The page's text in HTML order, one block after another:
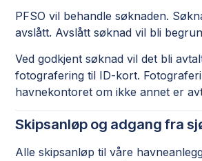
PFSO vil behandle søknaden.
avslått. Avslått søknad vil bli
Ved godkjent søknad vil det bli
fotografering til ID-kort.
havnekontoret om ikke annet er
Skipsanløp og adgang fra
Alle skipsanløp til våre